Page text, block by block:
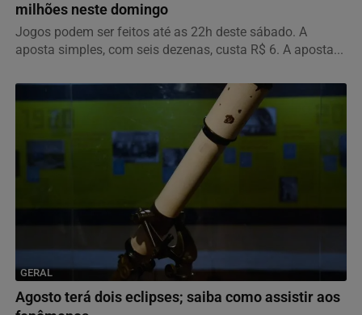
milhões neste domingo
Jogos podem ser feitos até as 22h deste sábado. A
aposta simples, com seis dezenas, custa R$ 6. A aposta...
GERAL
Agosto terá dois eclipses; saiba como assistir aos